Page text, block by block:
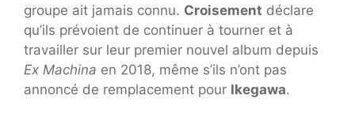
groupe ait jamais connu. Croisement déclare
qu’ils prévoient de continuer à tourner et à
travailler sur leur premier nouvel album depuis
Ex Machina en 2018, même s’ils n’ont pas
annoncé de remplacement pour Ikegawa.